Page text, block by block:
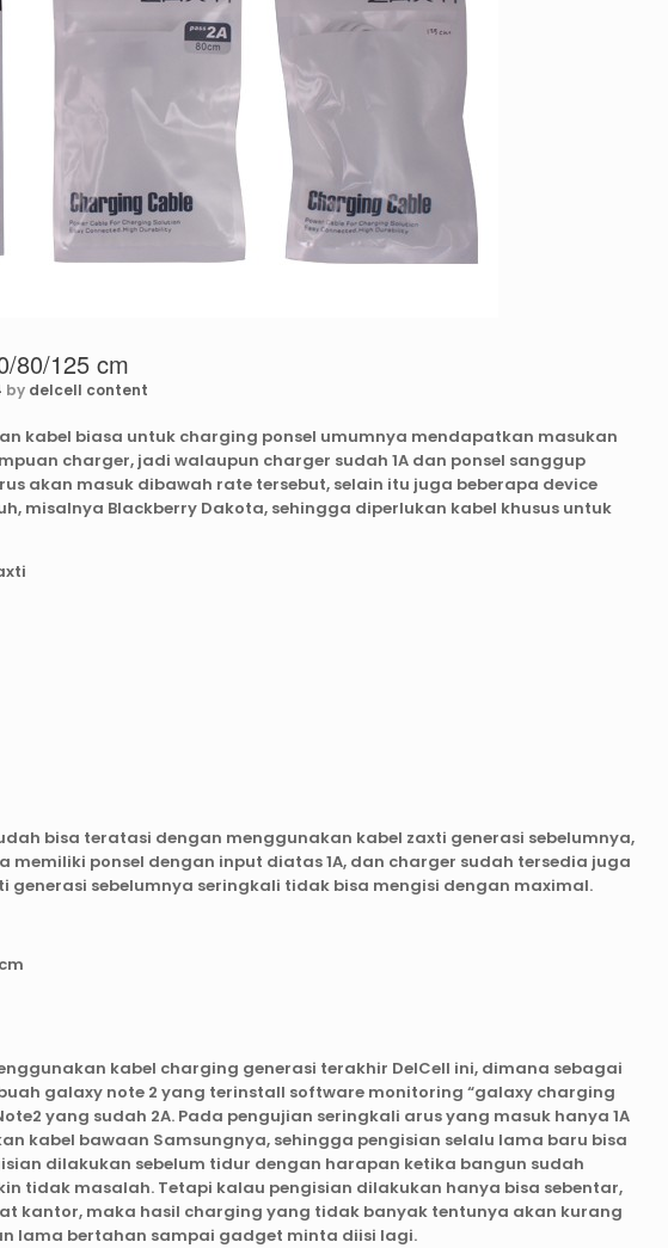
80/125 cm
by delcell content
kabel biasa untuk charging ponsel umumnya mendapatkan masukan
charger, jadi walaupun charger sudah 1A dan ponsel sanggup
akan masuk dibawah rate tersebut, selain itu juga beberapa device
misalnya Blackberry Dakota, sehingga diperlukan kabel khusus untuk
bisa teratasi dengan menggunakan kabel zaxti generasi sebelumnya,
memiliki ponsel dengan input diatas 1A, dan charger sudah tersedia juga
generasi sebelumnya seringkali tidak bisa mengisi dengan maximal.
kabel charging generasi terakhir DelCell ini, dimana sebagai
galaxy note 2 yang terinstall software monitoring “galaxy charging
yang sudah 2A. Pada pengujian seringkali arus yang masuk hanya 1A
kabel bawaan Samsungnya, sehingga pengisian selalu lama baru bisa
dilakukan sebelum tidur dengan harapan ketika bangun sudah
tidak masalah. Tetapi kalau pengisian dilakukan hanya bisa sebentar,
kantor, maka hasil charging yang tidak banyak tentunya akan kurang
lama bertahan sampai gadget minta diisi lagi.